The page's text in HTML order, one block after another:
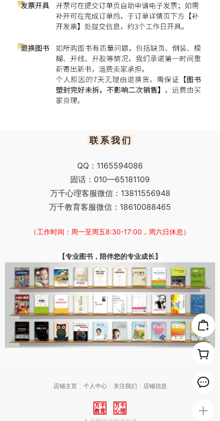
联 系 我 们
QQ：1165594086
固话：010—65181109
万千心理客服微信：13811556948
万千教育客服微信：18610088465
（工作时间：周一至周五8:30-17:00，周六日休息）
【专业图书，陪伴您的专业成长】
店铺主页 个人中心 关注我们 店铺信息